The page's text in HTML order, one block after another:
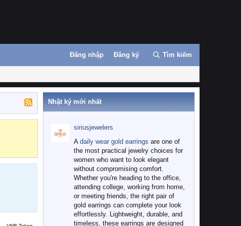
Đăng nhập Đăng ký Tìm kiếm
Nhật ký mới nhất
siriusjewelers
A daily wear gold earrings are one of
the most practical jewelry choices for
women who want to look elegant
without compromising comfort.
Whether you're heading to the office,
attending college, working from home,
or meeting friends, the right pair of
gold earrings can complete your look
effortlessly. Lightweight, durable, and
timeless, these earrings are designed